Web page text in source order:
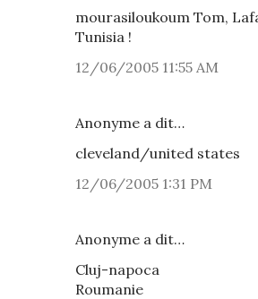
mourasiloukoum Tom,
Tunisia !
12/06/2005 11:55 AM
Anonyme a dit…
cleveland/united states
12/06/2005 1:31 PM
Anonyme a dit…
Cluj-napoca
Roumanie